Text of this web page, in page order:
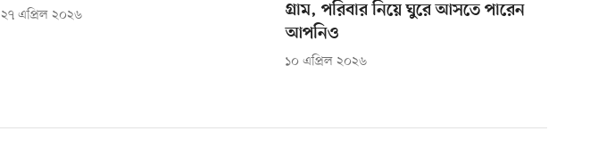
২৭ এপ্রিল ২০২৬
গ্রাম, পরিবার নিয়ে ঘুরে আসতে পারেন
আপনিও
১০ এপ্রিল ২০২৬